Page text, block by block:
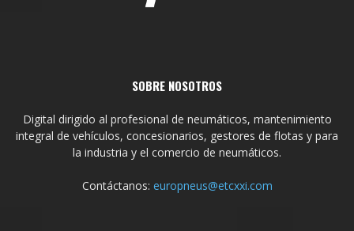
SOBRE NOSOTROS
Digital dirigido al profesional de neumáticos, mantenimiento
integral de vehículos, concesionarios, gestores de flotas y para
la industria y el comercio de neumáticos.
Contáctanos: europneus@etcxxi.com